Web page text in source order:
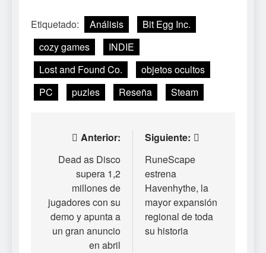
Etiquetado: Análisis
Bit Egg Inc.
cozy games
INDIE
Lost and Found Co.
objetos ocultos
PC
puzles Reseña Steam
Navegación
entradas
Anterior:
Dead as Disco
supera 1,2
millones de
jugadores con su
demo y apunta a
un gran anuncio
en abril
Siguiente:
RuneScape
estrena
Havenhythe, la
mayor expansión
regional de toda
su historia